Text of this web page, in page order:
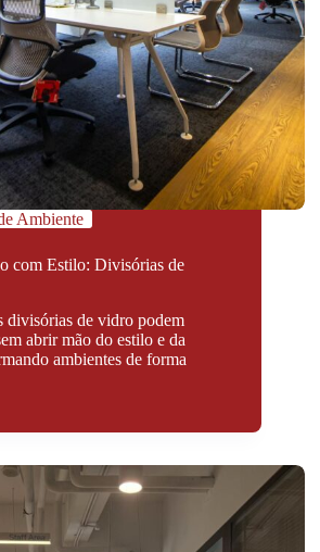
Ambiente
com Estilo: Divisórias de
divisórias de vidro podem
abrir mão do estilo e da
ambientes de forma